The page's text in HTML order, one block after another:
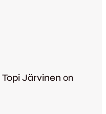
Topi Järvinen on